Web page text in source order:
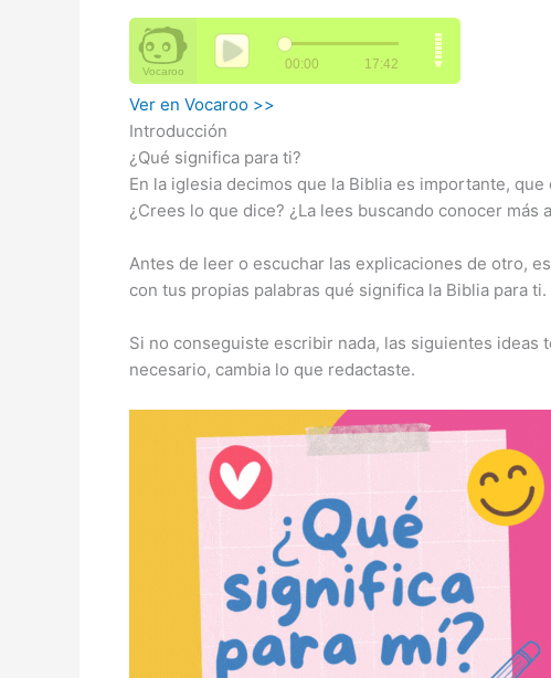
Ver en Vocaroo >>
Introducción
¿Qué significa para ti?
En la iglesia decimos que la Biblia es importante,
¿Crees lo que dice? ¿La lees buscando conocer más
Antes de leer o escuchar las explicaciones de otro,
con tus propias palabras qué significa la Biblia para ti.
Si no conseguiste escribir nada, las siguientes ideas
necesario, cambia lo que redactaste.